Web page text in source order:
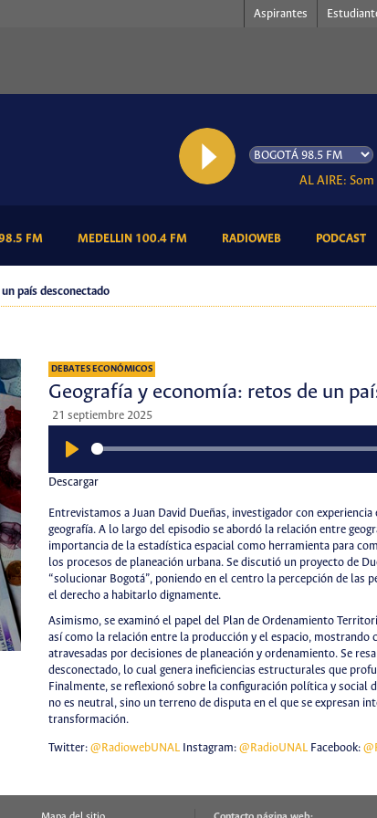
Aspirantes
AL AIRE:
FM(CURRENT)MEDELLIN 100.4 FM(CURRENT)RADIOWEB(CURRENT)PODCAST
país desconectado
DEBATES ECONÓMICOS
Geografía y economía: retos de un
21 septiembre 2025
Descargar
Entrevistamos a Juan David Dueñas, investigador con
geografía. A lo largo del episodio se abordó la relación entre
importancia de la estadística espacial como herramienta para
los procesos de planeación urbana. Se discutió un proyecto de
“solucionar Bogotá”, poniendo en el centro la percepción de las
el derecho a habitarlo dignamente.
Asimismo, se examinó el papel del Plan de Ordenamiento
así como la relación entre la producción y el espacio, mostrando
atravesadas por decisiones de planeación y ordenamiento. Se
desconectado, lo cual genera ineficiencias estructurales que
Finalmente, se reflexionó sobre la configuración política y social
no es neutral, sino un terreno de disputa en el que se expresan
transformación.
Twitter: @RadiowebUNALInstagram: @RadioUNALFacebook: